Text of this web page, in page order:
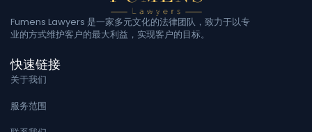
Fumens Lawyers 是一家多元文化的法律团队，致力于以专
业的方式维护客户的最大利益，实现客户的目标。
快速链接
关于我们
服务范围